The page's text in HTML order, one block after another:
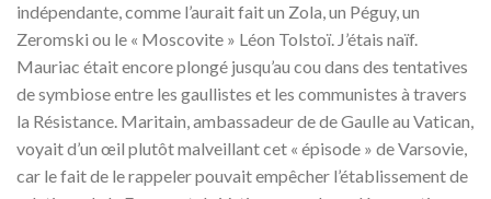
indépendante, comme l’aurait fait un Zola, un Péguy, un
Zeromski ou le « Moscovite » Léon Tolstoï. J’étais naïf.
Mauriac était encore plongé jusqu’au cou dans des tentatives
de symbiose entre les gaullistes et les communistes à travers
la Résistance. Maritain, ambassadeur de de Gaulle au Vatican,
voyait d’un œil plutôt malveillant cet « épisode » de Varsovie,
car le fait de le rappeler pouvait empêcher l’établissement de